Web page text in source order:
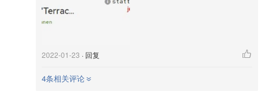
2022-01-23 · 回复
4条相关评论